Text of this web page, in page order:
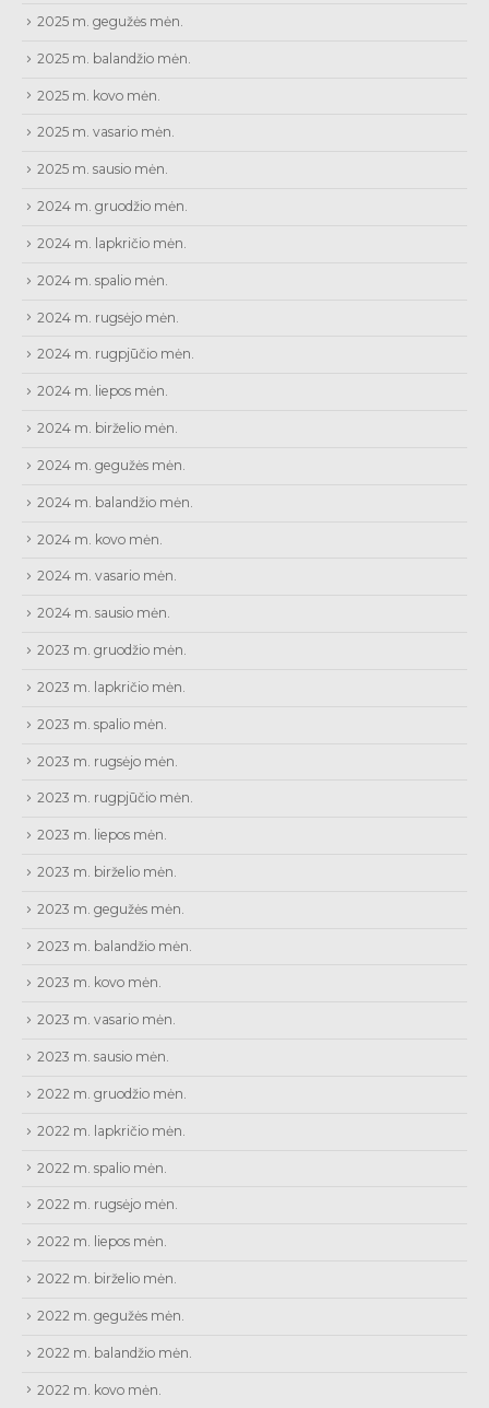
2025 m. gegužės mėn.
2025 m. balandžio mėn.
2025 m. kovo mėn.
2025 m. vasario mėn.
2025 m. sausio mėn.
2024 m. gruodžio mėn.
2024 m. lapkričio mėn.
2024 m. spalio mėn.
2024 m. rugsėjo mėn.
2024 m. rugpjūčio mėn.
2024 m. liepos mėn.
2024 m. birželio mėn.
2024 m. gegužės mėn.
2024 m. balandžio mėn.
2024 m. kovo mėn.
2024 m. vasario mėn.
2024 m. sausio mėn.
2023 m. gruodžio mėn.
2023 m. lapkričio mėn.
2023 m. spalio mėn.
2023 m. rugsėjo mėn.
2023 m. rugpjūčio mėn.
2023 m. liepos mėn.
2023 m. birželio mėn.
2023 m. gegužės mėn.
2023 m. balandžio mėn.
2023 m. kovo mėn.
2023 m. vasario mėn.
2023 m. sausio mėn.
2022 m. gruodžio mėn.
2022 m. lapkričio mėn.
2022 m. spalio mėn.
2022 m. rugsėjo mėn.
2022 m. liepos mėn.
2022 m. birželio mėn.
2022 m. gegužės mėn.
2022 m. balandžio mėn.
2022 m. kovo mėn.